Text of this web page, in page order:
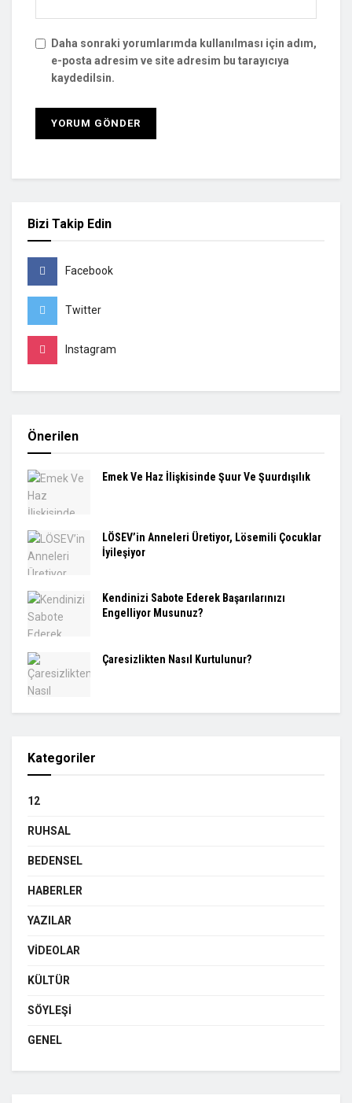
Daha sonraki yorumlarımda kullanılması için adım,
e-posta adresim ve site adresim bu tarayıcıya
kaydedilsin.
Bizi Takip Edin
Facebook
Twitter
Instagram
Önerilen
Emek Ve Haz İlişkisinde Şuur Ve Şuurdışılık
LÖSEV’in Anneleri Üretiyor, Lösemili Çocuklar
İyileşiyor
Kendinizi Sabote Ederek Başarılarınızı
Engelliyor Musunuz?
Çaresizlikten Nasıl Kurtulunur?
Kategoriler
12
RUHSAL
BEDENSEL
HABERLER
YAZILAR
VIDEOLAR
KÜLTÜR
SÖYLEŞI
GENEL